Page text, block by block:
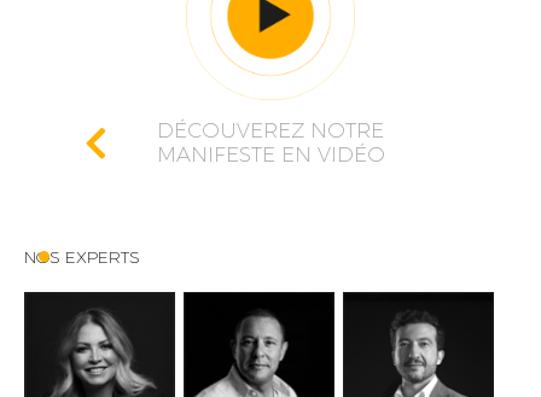
DÉCOUVEREZ NOTRE
MANIFESTE EN VIDÉO
NOS EXPERTS